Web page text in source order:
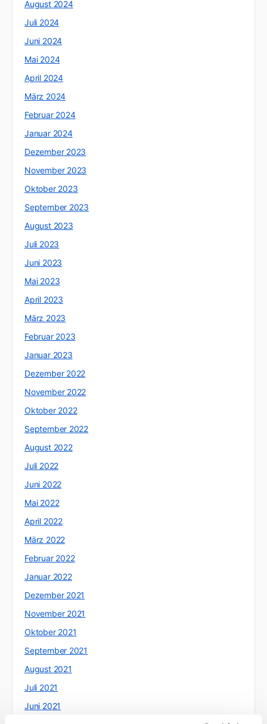
August 2024
Juli 2024
Juni 2024
Mai 2024
April 2024
März 2024
Februar 2024
Januar 2024
Dezember 2023
November 2023
Oktober 2023
September 2023
August 2023
Juli 2023
Juni 2023
Mai 2023
April 2023
März 2023
Februar 2023
Januar 2023
Dezember 2022
November 2022
Oktober 2022
September 2022
August 2022
Juli 2022
Juni 2022
Mai 2022
April 2022
März 2022
Februar 2022
Januar 2022
Dezember 2021
November 2021
Oktober 2021
September 2021
August 2021
Juli 2021
Juni 2021